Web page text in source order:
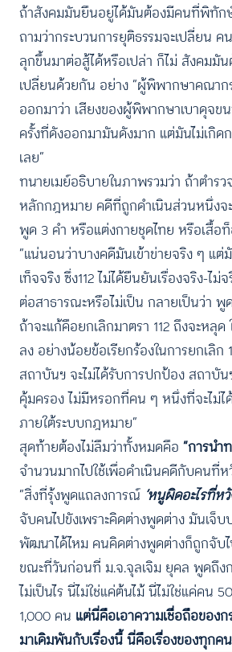
ถ้าสังคมมันยืนอยู่ได้มันต้องมีคนที่พิทัก
ถามว่ากระบวนการยุติธรรมจะเปลี่ยน ค
ลุกขึ้นมาต่อสู้ได้หรือเปล่า ก็ไม่ สังคมมัน
เปลี่ยนด้วยกัน อย่าง “ผู้พิพากษาคณาก
ออกมาว่า เสียงของผู้พิพากษาเบาดุจข
ครั้งที่ดังออกมามันดังมาก แต่มันไม่เกิด
เลย”
ทนายเมย์อธิบายในภาพรวมว่า ถ้าตำร
หลักกฎหมาย คดีที่ถูกดำเนินส่วนหนึ่งจ
พูด 3 คำ หรือแต่งกายชุดไทย หรือเสื้อ
“แน่นอนว่าบางคดีมันเข้าข่ายจริง ๆ แ
เท็จจริง ซึ่ง112 ไม่ได้ยืนยันเรื่องจริง-ไม่
ต่อสาธารณะหรือไม่เป็น กลายเป็นว่า
ถ้าจะแก้คือยกเลิกมาตรา 112 ถึงจะหลุ
ลง อย่างน้อยข้อเรียกร้องในการยกเลิก
สถาบันฯ จะไม่ได้รับการปกป้อง สถาบัน
คุ้มครอง ไม่มีหรอกที่คน ๆ หนึ่งที่จะไม่ไ
ภายใต้ระบบกฎหมาย”
สุดท้ายต้องไม่ลืมว่าทั้งหมดคือ “การนำ
จำนวนมากไปใช้เพื่อดำเนินคดีกับคนที่ห
“สิ่งที่รุ้งพูดแถลงการณ์ ‘หนูผิดอะไรที่ห
จับคนไปขังเพราะคิดต่างพูดต่าง มันเจ็
พัฒนาได้ไหม คนคิดต่างพูดต่างก็ถูกจับไ
ขณะที่วันก่อนที่ ม.จ.จุลเจิม ยุคล พูดถึง
ไม่เป็นไร นี่ไม่ใช่แค่ต้นไม้ นี่ไม่ใช่แค่คน
1,000 คน แต่นี่คือเอาความเชื่อถือของ
มาเดิมพันกับเรื่องนี้ นี่คือเรื่องของทุกคน